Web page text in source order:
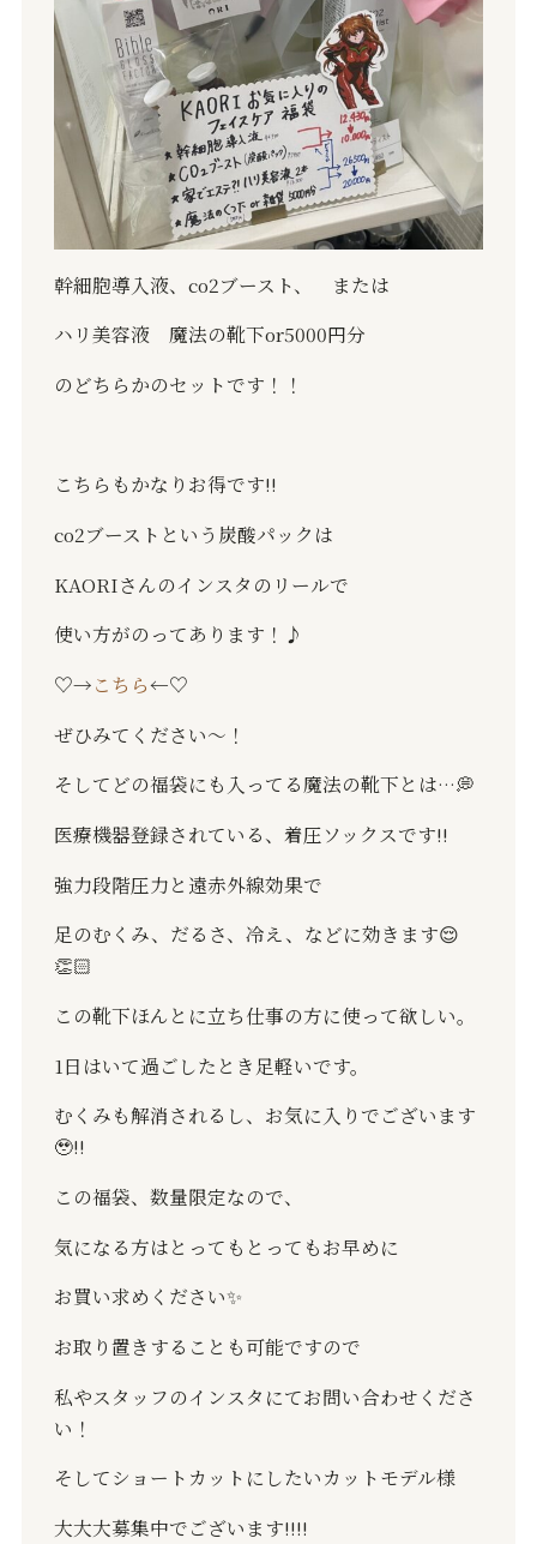
幹細胞導入液、 co2ブースト、 または
ハリ美容液 魔法の靴下or5000円分
のどちらかのセットです！！
こちらもかなりお得です‼️
co2ブーストという炭酸パックは
KAORIさんのインスタのリールで
使い方がのってあります！♪
♡→こちら←♡
ぜひみてください〜！
そしてどの福袋にも入ってる魔法の靴下とは…💭
医療機器登録されている、着圧ソックスです‼️
強力段階圧力と遠赤外線効果で
足のむくみ、だるさ、冷え、などに効きます😌
👏🏻
この靴下ほんとに立ち仕事の方に使って欲しい。
1日はいて過ごしたとき足軽いです。
むくみも解消されるし、お気に入りでございます
🥹‼️
この福袋、数量限定なので、
気になる方はとってもとってもお早めに
お買い求めください✨
お取り置きすることも可能ですので
私やスタッフのインスタにてお問い合わせくださ
い！
そしてショートカットにしたいカットモデル様
大大大募集中でございます‼️‼️